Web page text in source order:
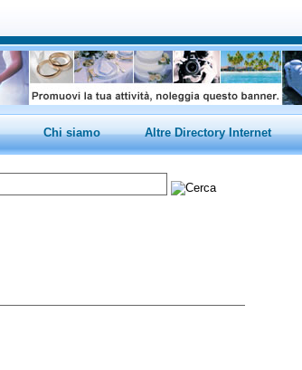
Chi siamo Altre Directory Internet